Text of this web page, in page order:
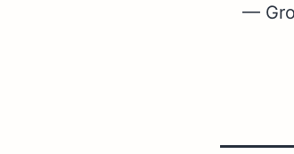
—